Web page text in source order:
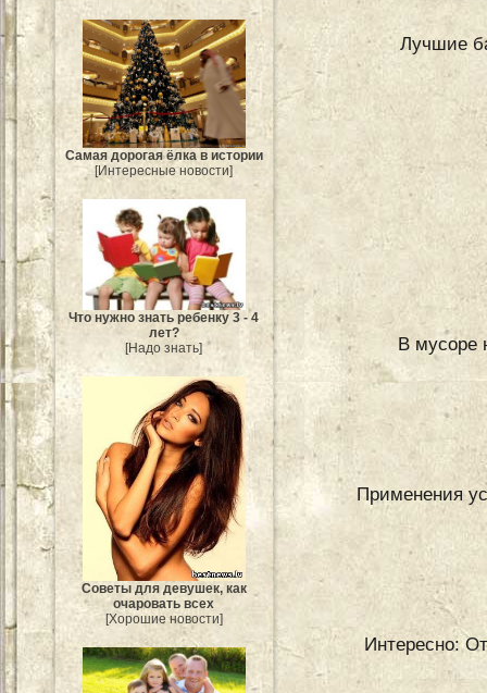
Самая дорогая ёлка в истории
[Интересные новости]
Что нужно знать ребенку 3 - 4
лет?
[Надо знать]
Советы для девушек, как
очаровать всех
[Хорошие новости]
Лучшие
В мусоре
Применения
Интересно: